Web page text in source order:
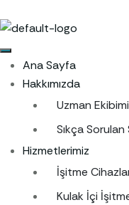
Ana Sayfa
Hakkımızda
Uzman
Sıkça
Hizmetlerimiz
İşitme
Kulak İçi